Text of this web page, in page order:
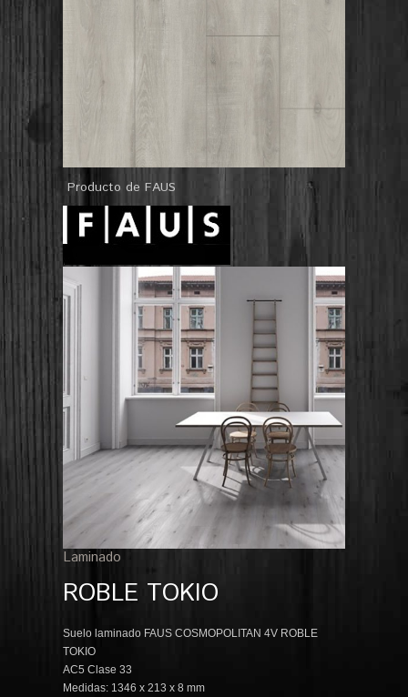
Producto de FAUS
Laminado
ROBLE TOKIO
Suelo laminado FAUS COSMOPOLITAN 4V ROBLE
TOKIO
AC5 Clase 33
Medidas: 1346 x 213 x 8 mm